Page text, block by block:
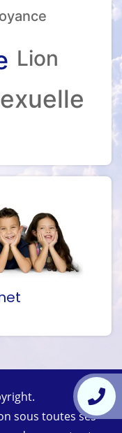
Lion
sous toutes ses